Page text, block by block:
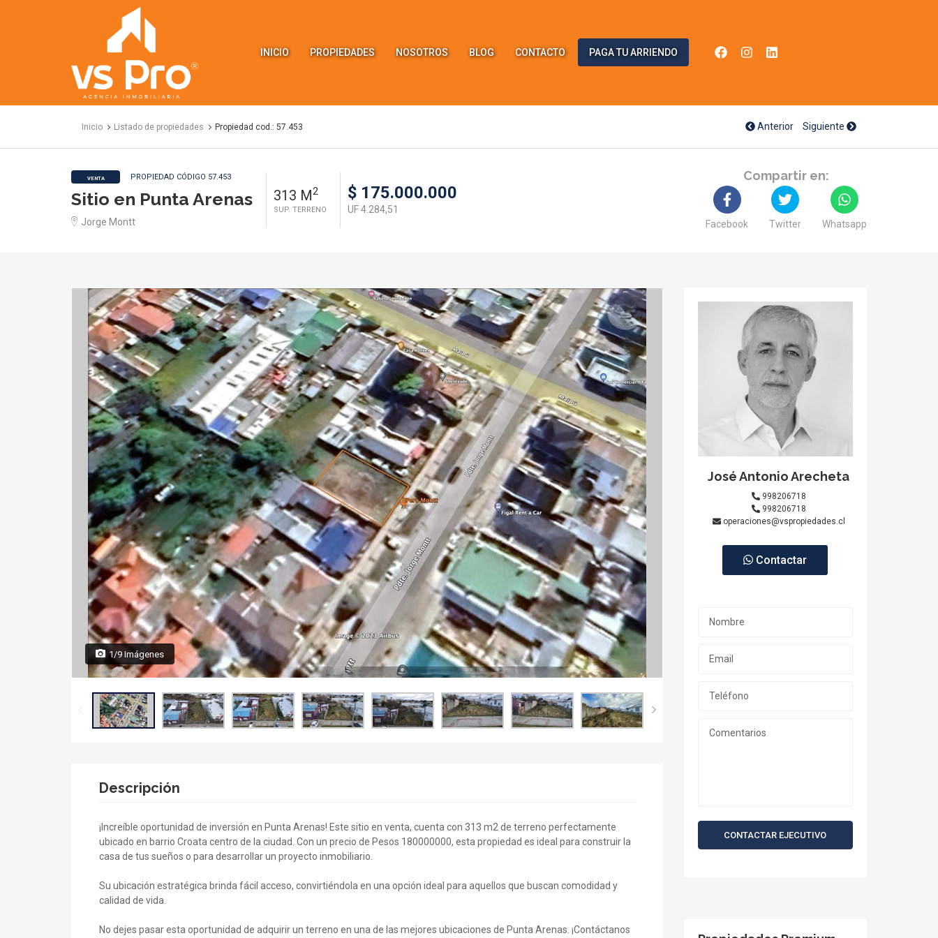
Propiedades
INICIO PROPIEDADES NOSOTROS BLOG CONTACTO PAGA TU ARRIENDO
Inicio Listado de propiedades Propiedad cod.: 57.453 Anterior Siguiente
VENTA PROPIEDAD CÓDIGO 57.453
Sitio en Punta Arenas
Jorge Montt
313 M2
SUP. TERRENO
$ 175.000.000
UF 4.284,51
Compartir en:
Facebook Twitter Whatsapp
1/9 Imágenes
Descripción
¡Increíble oportunidad de inversión en Punta Arenas! Este sitio en venta, cuenta con 313 m2 de terreno perfectamente
ubicado en barrio Croata centro de la ciudad. Con un precio de Pesos 180000000, esta propiedad es ideal para construir la
casa de tus sueños o para desarrollar un proyecto inmobiliario.
Su ubicación estratégica brinda fácil acceso, convirtiéndola en una opción ideal para aquellos que buscan comodidad y
calidad de vida.
No dejes pasar esta oportunidad de adquirir un terreno en una de las mejores ubicaciones de Punta Arenas. ¡Contáctanos
José Antonio Arecheta
998206718
998206718
operaciones@vspropiedades.cl
Contactar
CONTACTAR EJECUTIVO